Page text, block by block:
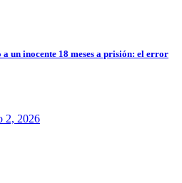
un inocente 18 meses a prisión: el error
2, 2026